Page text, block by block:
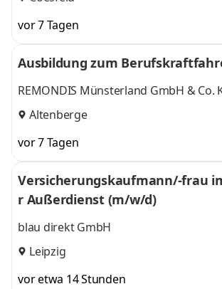
vor 7 Tagen
Ausbildung zum
REMONDIS Münsterland GmbH & Co.
Altenberge
vor 7 Tagen
Versicherungskaufmann/-frau
r Außerdienst (m/w/d)
blau direkt GmbH
Leipzig
vor etwa 14 Stunden